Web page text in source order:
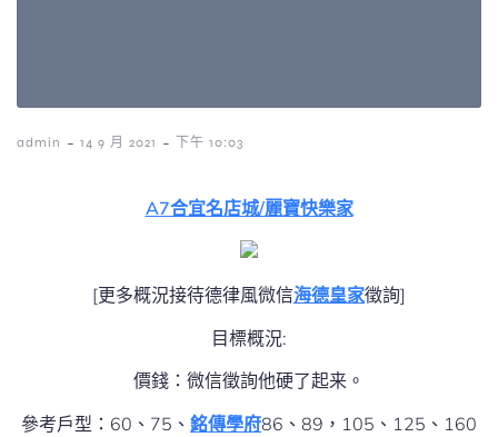
admin - 14 9 月 2021 - 下午 10:03
A7合宜名店城/麗寶快樂家
[更多概況接待德律風微信海德皇家徵詢]
目標概況:
價錢：微信徵詢他硬了起来。
參考戶型：60、75、 銘傳學府86、89，105、125、160